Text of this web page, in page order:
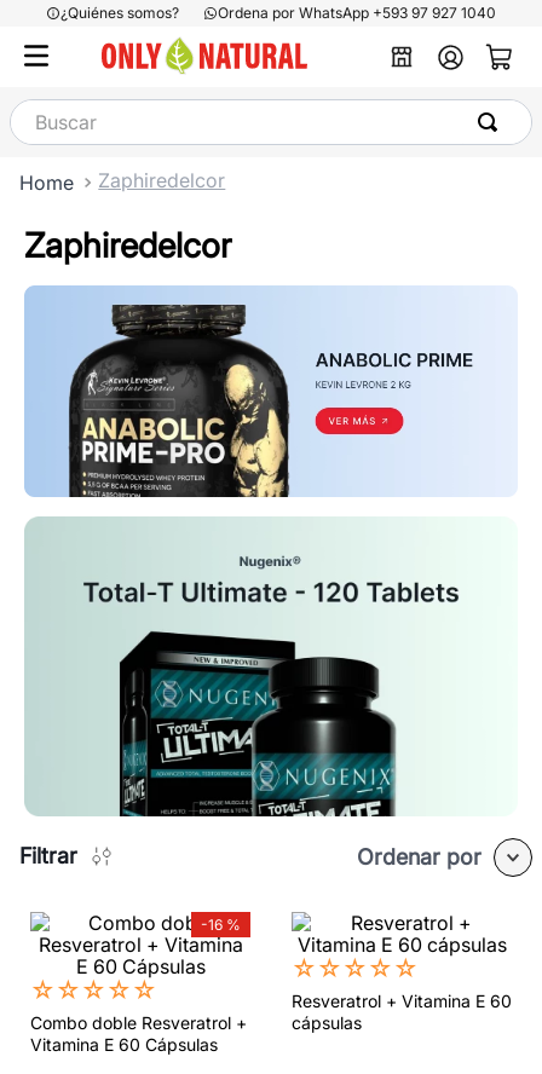
¿Quiénes somos? Ordena por WhatsApp +593 97 927 1040
Buscar
Zaphiredelcor
Zaphiredelcor
Filtrar Ordenar por
-16 %
☆☆☆☆☆
Combo doble Resveratrol +
Vitamina E 60 Cápsulas
☆☆☆☆☆
Resveratrol + Vitamina E 60
cápsulas